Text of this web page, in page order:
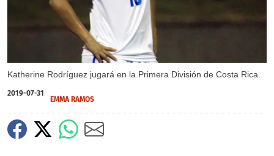
Katherine Rodríguez jugará en la Primera División de Costa Rica.
2019-07-31
EMMA RAMOS